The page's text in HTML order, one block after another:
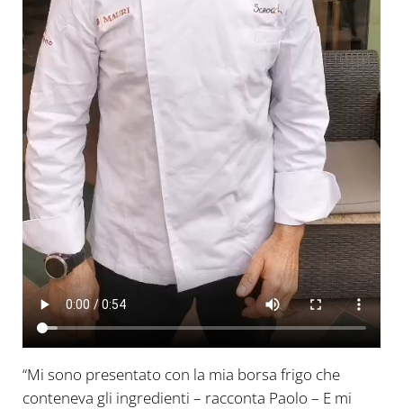
“Mi sono presentato con la mia borsa frigo che
conteneva gli ingredienti – racconta Paolo – E mi